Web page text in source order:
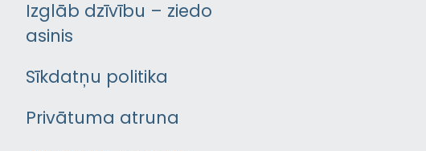
Izglāb dzīvību – ziedo
asinis
Sīkdatņu politika
Privātuma atruna